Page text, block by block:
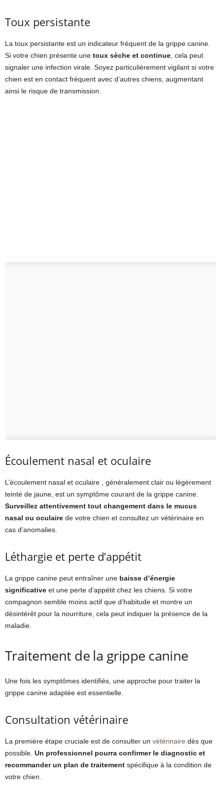
Toux persistante
La toux persistante est un indicateur fréquent de la grippe canine.
Si votre chien présente une toux sèche et continue, cela peut
signaler une infection virale. Soyez particulièrement vigilant si votre
chien est en contact fréquent avec d’autres chiens, augmentant
ainsi le risque de transmission.
Écoulement nasal et oculaire
L’écoulement nasal et oculaire , généralement clair ou légèrement
teinté de jaune, est un symptôme courant de la grippe canine.
Surveillez attentivement tout changement dans le mucus
nasal ou oculaire de votre chien et consultez un vétérinaire en
cas d’anomalies.
Léthargie et perte d’appétit
La grippe canine peut entraîner une baisse d’énergie
significative et une perte d’appétit chez les chiens. Si votre
compagnon semble moins actif que d’habitude et montre un
désintérêt pour la nourriture, cela peut indiquer la présence de la
maladie.
Traitement de la grippe canine
Une fois les symptômes identifiés, une approche pour traiter la
grippe canine adaptée est essentielle.
Consultation vétérinaire
La première étape cruciale est de consulter un vétérinaire dès que
possible. Un professionnel pourra confirmer le diagnostic et
recommander un plan de traitement spécifique à la condition de
votre chien.